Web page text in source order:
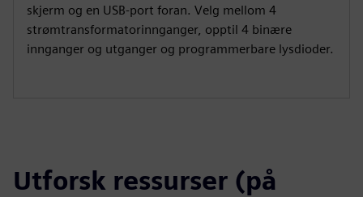
skjerm og en USB-port foran. Velg mellom 4
strømtransformatorinnganger, opptil 4 binære
innganger og utganger og programmerbare lysdioder.
Utforsk ressurser (på